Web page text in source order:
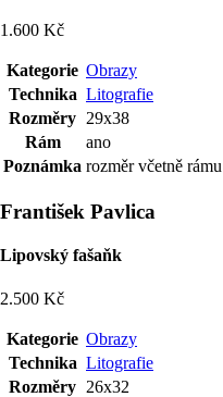
1.600 Kč
Kategorie Obrazy
Technika Litografie
Rozměry 29x38
Rám
ano
Poznámka rozměr včetně rámu
František Pavlica
Lipovský fašaňk
2.500 Kč
Kategorie Obrazy
Technika Litografie
Rozměry 26x32